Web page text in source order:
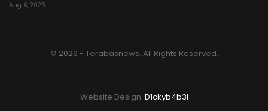
Aug 6, 2026
© 2026 - Terabasnews. All Rights Reserved.
Website Design: D1ckyb4b3l